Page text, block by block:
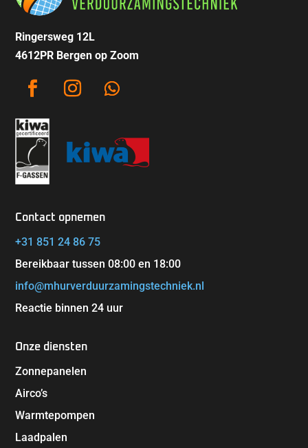
Ringersweg 12L
4612PR Bergen op Zoom
Contact opnemen
+31 851 24 86 75
Bereikbaar tussen 08:00 en 18:00
info@mhurverduurzamingstechniek.nl
Reactie binnen 24 uur
Onze diensten
Zonnepanelen
Airco’s
Warmtepompen
Laadpalen